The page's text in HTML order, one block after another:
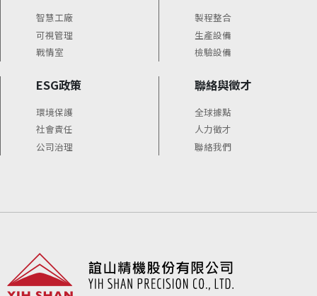
智慧工廠
可視管理
戰情室
製程整合
生產設備
檢驗設備
ESG政策
環境保護
社會責任
公司治理
聯絡與徵才
全球據點
人力徵才
聯絡我們